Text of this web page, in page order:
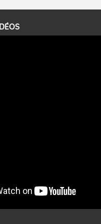
km/h et atteindre 80 à 100 km/h
Il parcourt la basse vallée
et envahit le littoral
de la Camargue.